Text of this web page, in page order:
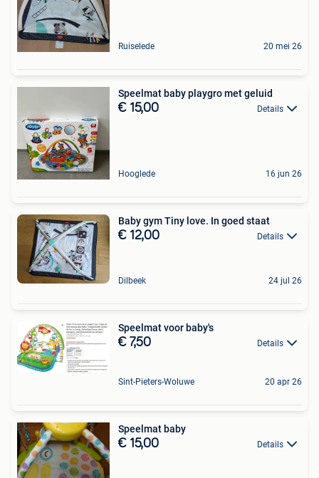
Ruiselede 20 mei 26
Speelmat baby playgro met geluid
€ 15,00 Details
Hooglede 16 jun 26
Baby gym Tiny love. In goed staat
€ 12,00 Details
Dilbeek 24 jul 26
Speelmat voor baby's
€ 7,50 Details
Sint-Pieters-Woluwe 20 apr 26
Speelmat baby
€ 15,00 Details